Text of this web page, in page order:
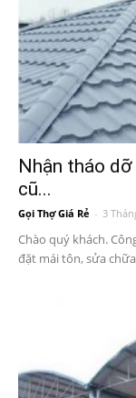
Nhận tháo
cũ...
Gọi Thợ Giá Rẻ - 3
Chào quý khách.
đặt mái tôn, sửa